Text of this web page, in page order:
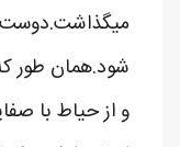
شود.همان طور
و از حیاط با